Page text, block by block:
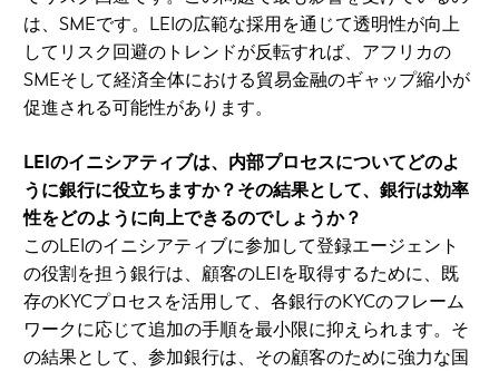
は、SMEです。LEIの広範な採用を通じて透明性が向上
してリスク回避のトレンドが反転すれば、アフリカの
SMEそして経済全体における貿易金融のギャップ縮小が
促進される可能性があります。
LEIのイニシアティブは、内部プロセスについてどのよ
うに銀行に役立ちますか？その結果として、銀行は効率
性をどのように向上できるのでしょうか？
このLEIのイニシアティブに参加して登録エージェント
の役割を担う銀行は、顧客のLEIを取得するために、既
存のKYCプロセスを活用して、各銀行のKYCのフレーム
ワークに応じて追加の手順を最小限に抑えられます。そ
の結果として、参加銀行は、その顧客のために強力な国